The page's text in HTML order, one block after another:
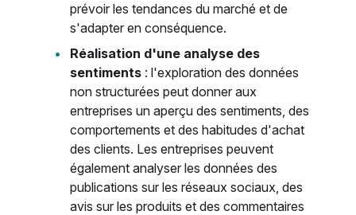
prévoir les tendances du marché et de
s'adapter en conséquence.
Réalisation d'une analyse des
sentiments: l'exploration des données
non structurées peut donner aux
entreprises un aperçu des sentiments, des
comportements et des habitudes d'achat
des clients. Les entreprises peuvent
également analyser les données des
publications sur les réseaux sociaux, des
avis sur les produits et des commentaires